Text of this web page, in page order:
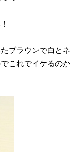
ブラウンで白とネ
これでイケるのか